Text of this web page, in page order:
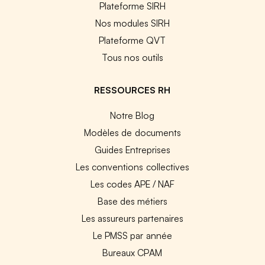
Plateforme SIRH
Nos modules SIRH
Plateforme QVT
Tous nos outils
RESSOURCES RH
Notre Blog
Modèles de documents
Guides Entreprises
Les conventions collectives
Les codes APE / NAF
Base des métiers
Les assureurs partenaires
Le PMSS par année
Bureaux CPAM